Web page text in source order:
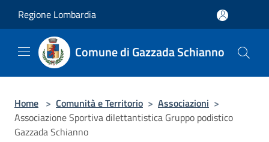
Regione Lombardia
Comune di Gazzada Schianno
Home > Comunità e Territorio > Associazioni >
Associazione Sportiva dilettantistica Gruppo podistico
Gazzada Schianno